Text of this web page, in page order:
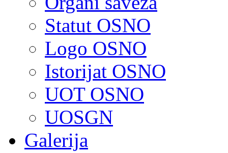
Statut OSNO
Logo OSNO
Istorijat OSNO
UOT OSNO
UOSGN
Galerija